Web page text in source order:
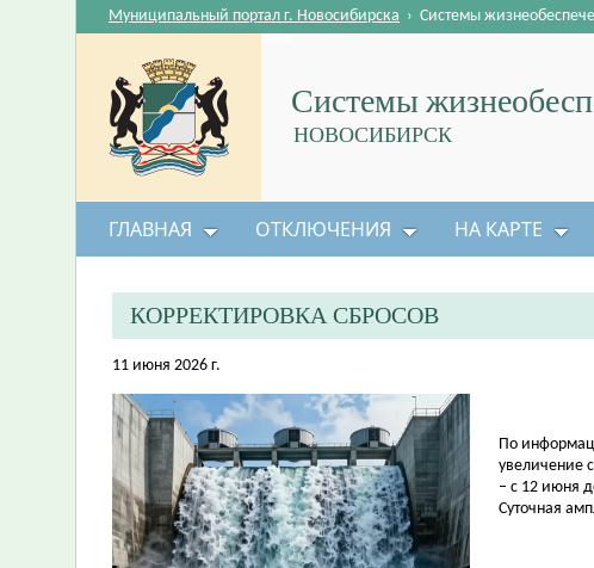
Системы
НОВОСИБИРСК
Муниципальный портал г. Новосибирска › Системы
ГЛАВНАЯ ОТКЛЮЧЕНИЯ НА КАРТЕ
КОРРЕКТИРОВКА СБРОСОВ
11 июня 2026 г.
По
увеличение
– с 12 июня
Суточная